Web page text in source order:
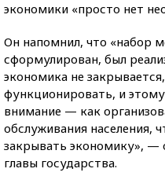
экономики «просто нет
Он напомнил, что «набор
сформулирован, был
экономика не
функционировать, и
внимание — как
обслуживания населения,
закрывать экономику», —
главы государства.